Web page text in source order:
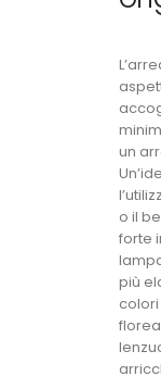
un
o il
forte
più